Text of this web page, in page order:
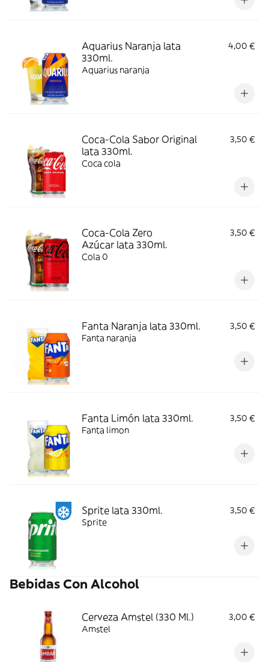
Aquarius Naranja lata
330ml.
4,00 €
Aquarius naranja
Coca-Cola Sabor Original
lata 330ml.
3,50 €
Coca cola
Coca-Cola Zero
Azúcar lata 330ml.
3,50 €
Cola 0
Fanta Naranja lata 330ml.
3,50 €
Fanta naranja
Fanta Limón lata 330ml.
3,50 €
Fanta limon
Sprite lata 330ml.
3,50 €
Sprite
Bebidas Con Alcohol
Cerveza Amstel (330 Ml.)
3,00 €
Amstel